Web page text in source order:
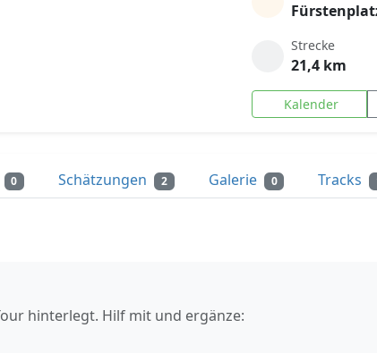
Strecke
21,4 km
Kalender
0 Schätzungen 2 Galerie 0 Tracks
hinterlegt. Hilf mit und ergänze: